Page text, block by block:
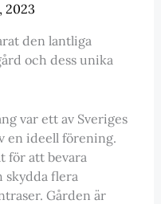
2023
den lantliga
och dess unika
var ett av Sveriges
en ideell förening.
för att bevara
skydda flera
Gården är